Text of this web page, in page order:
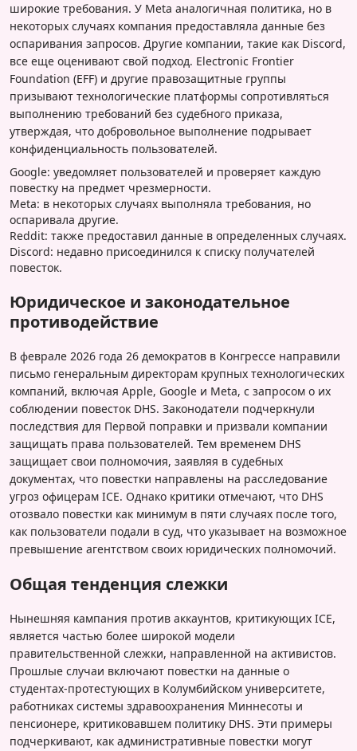
широкие требования. У Meta аналогичная политика, но в
некоторых случаях компания предоставляла данные без
оспаривания запросов. Другие компании, такие как Discord,
все еще оценивают свой подход. Electronic Frontier
Foundation (EFF) и другие правозащитные группы
призывают технологические платформы сопротивляться
выполнению требований без судебного приказа,
утверждая, что добровольное выполнение подрывает
конфиденциальность пользователей.
Google: уведомляет пользователей и проверяет каждую
повестку на предмет чрезмерности.
Meta: в некоторых случаях выполняла требования, но
оспаривала другие.
Reddit: также предоставил данные в определенных случаях.
Discord: недавно присоединился к списку получателей
повесток.
Юридическое и законодательное
противодействие
В феврале 2026 года 26 демократов в Конгрессе направили
письмо генеральным директорам крупных технологических
компаний, включая Apple, Google и Meta, с запросом о их
соблюдении повесток DHS. Законодатели подчеркнули
последствия для Первой поправки и призвали компании
защищать права пользователей. Тем временем DHS
защищает свои полномочия, заявляя в судебных
документах, что повестки направлены на расследование
угроз офицерам ICE. Однако критики отмечают, что DHS
отозвало повестки как минимум в пяти случаях после того,
как пользователи подали в суд, что указывает на возможное
превышение агентством своих юридических полномочий.
Общая тенденция слежки
Нынешняя кампания против аккаунтов, критикующих ICE,
является частью более широкой модели
правительственной слежки, направленной на активистов.
Прошлые случаи включают повестки на данные о
студентах-протестующих в Колумбийском университете,
работниках системы здравоохранения Миннесоты и
пенсионере, критиковавшем политику DHS. Эти примеры
подчеркивают, как административные повестки могут